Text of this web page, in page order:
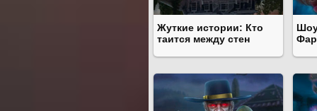
Жуткие истории: Кто
таится между стен